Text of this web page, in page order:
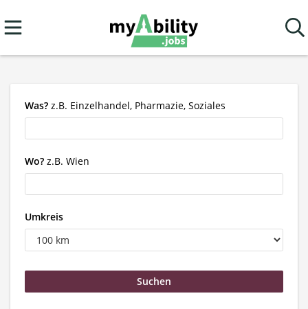
Was? z.B. Einzelhandel, Pharmazie, Soziales
Wo? z.B. Wien
Umkreis